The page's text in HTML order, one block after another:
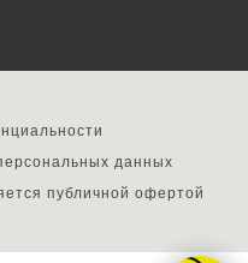
данных
публичной офертой